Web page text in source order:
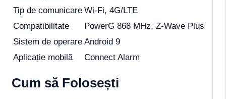
Tip de comunicare Wi-Fi, 4G/LTE
Compatibilitate
PowerG 868 MHz, Z-Wave Plus
Sistem de operare Android 9
Aplicație mobilă
Connect Alarm
Cum să Folosești